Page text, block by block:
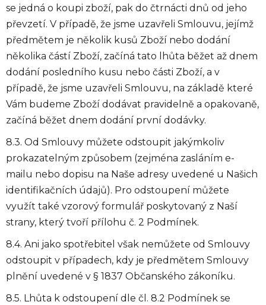
se jedná o koupi zboží, pak do čtrnácti dnů od jeho
převzetí. V případě, že jsme uzavřeli Smlouvu, jejímž
předmětem je několik kusů Zboží nebo dodání
několika částí Zboží, začíná tato lhůta běžet až dnem
dodání posledního kusu nebo části Zboží, a v
případě, že jsme uzavřeli Smlouvu, na základě které
Vám budeme Zboží dodávat pravidelně a opakovaně,
začíná běžet dnem dodání první dodávky.
8.3. Od Smlouvy můžete odstoupit jakýmkoliv
prokazatelným způsobem (zejména zasláním e-
mailu nebo dopisu na Naše adresy uvedené u Našich
identifikačních údajů). Pro odstoupení můžete
využít také vzorový formulář poskytovaný z Naší
strany, který tvoří přílohu č. 2 Podmínek.
8.4. Ani jako spotřebitel však nemůžete od Smlouvy
odstoupit v případech, kdy je předmětem Smlouvy
plnění uvedené v § 1837 Občanského zákoníku.
8.5. Lhůta k odstoupení dle čl. 8.2 Podmínek se